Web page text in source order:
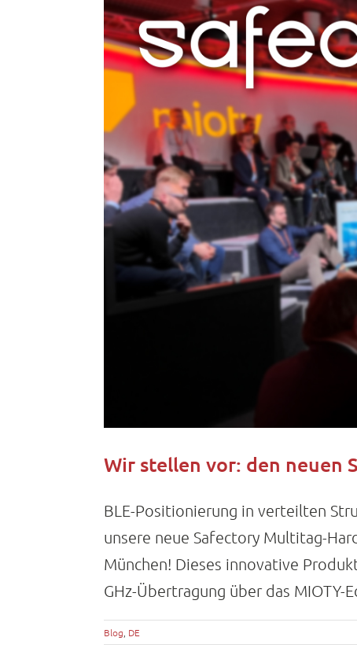
Wir stellen vor: den neuen
BLE-Positionierung in verteilten
unsere neue Safectory Multitag-
München! Dieses innovative
GHz-Übertragung über das
Blog DE